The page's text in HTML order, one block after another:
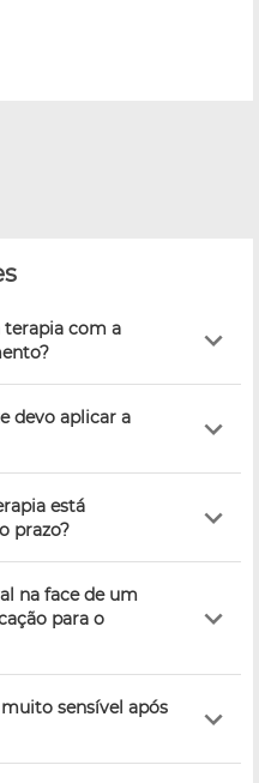
terapia com a
devo aplicar a
está
prazo?
na face de um
para o
sensível após